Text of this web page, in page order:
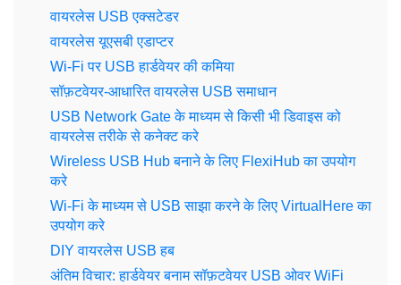
वायरलेस USB एक्सटेडर
वायरलेस यूएसबी एडाप्टर
Wi‑Fi पर USB हार्डवेयर की कमिया
सॉफ़टवेयर-आधारित वायरलेस USB समाधान
USB Network Gate के माध्यम से किसी भी डिवाइस को
वायरलेस तरीके से कनेक्ट करे
Wireless USB Hub बनाने के लिए FlexiHub का उपयोग
करे
Wi-Fi के माध्यम से USB साझा करने के लिए VirtualHere का
उपयोग करे
DIY वायरलेस USB हब
अंतिम विचार: हार्डवेयर बनाम सॉफ़टवेयर USB ओवर WiFi